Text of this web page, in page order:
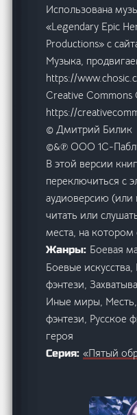
Использована
«Legendary Epic
Productions» с
Музыка,
https://
Creative Commons
https://
© Дмитрий Билик
©&℗ ООО 1С-
В этой версии
переключиться с
аудиоверсию (или
читать или
места, на котором
Жанры: Боевая
Боевые
фэнтези,
Иные миры,
фэнтези, Русское
героя
Серия:«Пятый